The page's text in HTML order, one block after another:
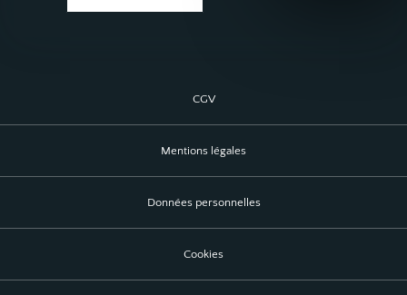
CGV
Mentions légales
Données personnelles
Cookies